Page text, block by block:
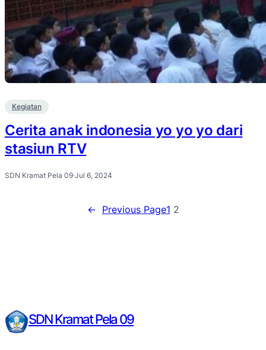
Kegiatan
Cerita anak indonesia yo yo yo dari
stasiun RTV
SDN Kramat Pela 09·Jul 6, 2024
← Previous Page1 2
SDN Kramat Pela 09